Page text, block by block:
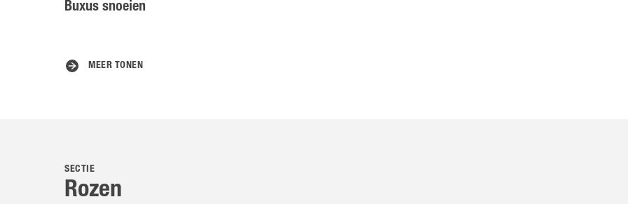
Buxus snoeien
MEER TONEN
SECTIE
Rozen